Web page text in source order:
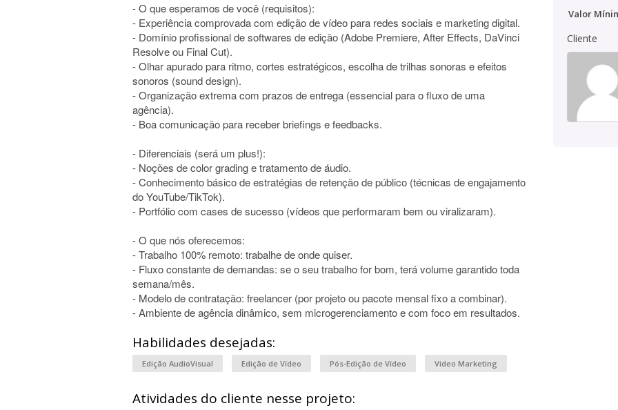
- O que esperamos de você (requisitos):
- Experiência comprovada com edição de vídeo para redes sociais e marketing digital.
- Domínio profissional de softwares de edição (Adobe Premiere, After Effects, DaVinci
Resolve ou Final Cut).
- Olhar apurado para ritmo, cortes estratégicos, escolha de trilhas sonoras e efeitos
sonoros (sound design).
- Organização extrema com prazos de entrega (essencial para o fluxo de uma
agência).
- Boa comunicação para receber briefings e feedbacks.
- Diferenciais (será um plus!):
- Noções de color grading e tratamento de áudio.
- Conhecimento básico de estratégias de retenção de público (técnicas de engajamento
do YouTube/TikTok).
- Portfólio com cases de sucesso (vídeos que performaram bem ou viralizaram).
- O que nós oferecemos:
- Trabalho 100% remoto: trabalhe de onde quiser.
- Fluxo constante de demandas: se o seu trabalho for bom, terá volume garantido toda
semana/mês.
- Modelo de contratação: freelancer (por projeto ou pacote mensal fixo a combinar).
- Ambiente de agência dinâmico, sem microgerenciamento e com foco em resultados.
Habilidades desejadas:
Edição AudioVisual Edição de Vídeo Pós-Edição de Vídeo Video Marketing
Atividades do cliente nesse projeto:
Valor
Cliente